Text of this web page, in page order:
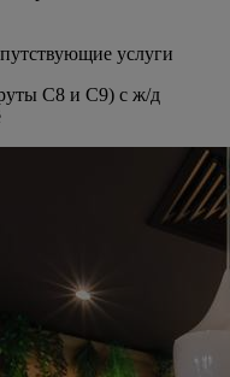
услуги
C8 и C9) с ж/д